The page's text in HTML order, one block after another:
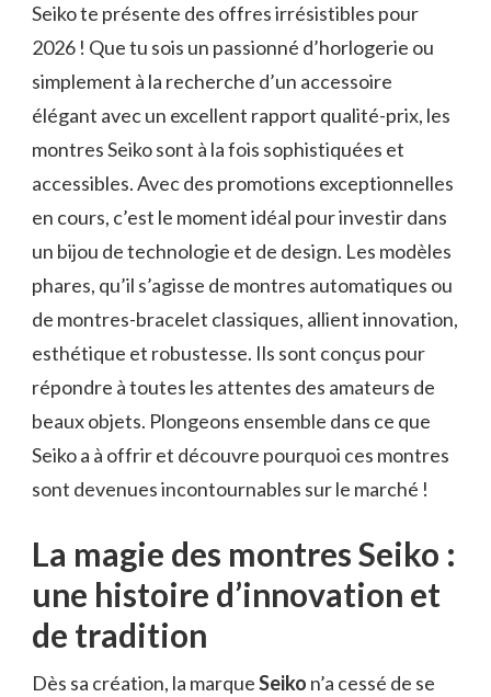
Seiko te présente des offres irrésistibles pour
2026 ! Que tu sois un passionné d’horlogerie ou
simplement à la recherche d’un accessoire
élégant avec un excellent rapport qualité-prix, les
montres Seiko sont à la fois sophistiquées et
accessibles. Avec des promotions exceptionnelles
en cours, c’est le moment idéal pour investir dans
un bijou de technologie et de design. Les modèles
phares, qu’il s’agisse de montres automatiques ou
de montres-bracelet classiques, allient innovation,
esthétique et robustesse. Ils sont conçus pour
répondre à toutes les attentes des amateurs de
beaux objets. Plongeons ensemble dans ce que
Seiko a à offrir et découvre pourquoi ces montres
sont devenues incontournables sur le marché !
La magie des montres Seiko :
une histoire d’innovation et
de tradition
Dès sa création, la marqueSeiko n’a cessé de se